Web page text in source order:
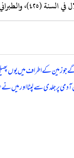
گے جو زمین کے اطراف میں
پر جلدی سے لپٹا اور میں